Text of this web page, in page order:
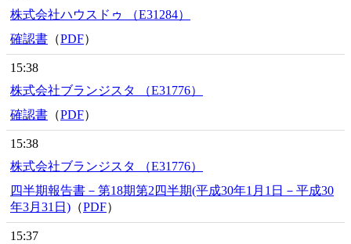
株式会社ハウスドゥ （E31284）
確認書 （PDF）
15:38
株式会社ブランジスタ （E31776）
確認書 （PDF）
15:38
株式会社ブランジスタ （E31776）
四半期報告書－第18期第2四半期(平成30年1月1日－平成30
年3月31日) （PDF）
15:37